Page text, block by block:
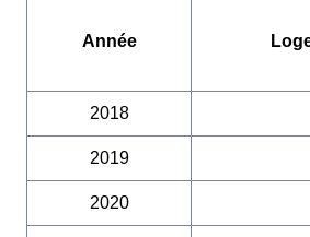
Année
2018
2019
2020